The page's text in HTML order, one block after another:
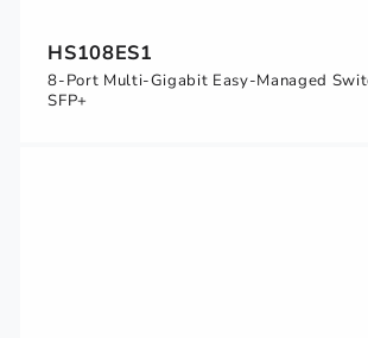
HS108ES1
8-Port Multi-Gigabit Easy-Managed
SFP+